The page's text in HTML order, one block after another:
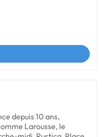
depuis 10 ans,
Larousse, le